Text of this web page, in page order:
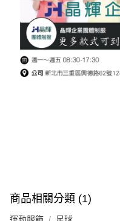
商品相關分類 (1)